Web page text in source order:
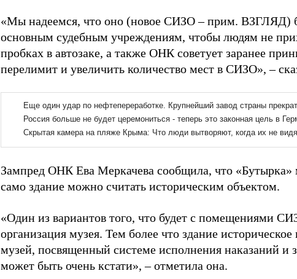
«Мы надеемся, что оно (новое СИЗО – прим. ВЗГЛЯД)
основным судебным учреждениям, чтобы людям не
пробках в автозаке, а также ОНК советует заранее
перелимит и увеличить количество мест в СИЗО», –
Зампред ОНК Ева Меркачева сообщила, что «Бутырка»
само здание можно считать историческим объектом.
«Один из вариантов того, что будет с помещениями
организация музея. Тем более что здание
музей, посвященный системе исполнения наказаний
может быть очень кстати», – отметила она.